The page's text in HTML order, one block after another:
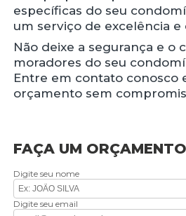
específicas do seu
um serviço de excelência e
Não deixe a segurança e o
moradores do seu
Entre em contato conosco
orçamento sem
FAÇA UM ORÇAMENTO
Digite seu nome
Digite seu email